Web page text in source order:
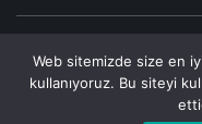
© Telif Hakkı 2026, Tüm
Çözümler
Gizlilik
Web sitemizde size en
kullanıyoruz. Bu siteyi